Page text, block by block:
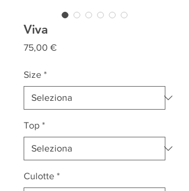
Viva
75,00 €Prezzo
Size *
Top *
Culotte *